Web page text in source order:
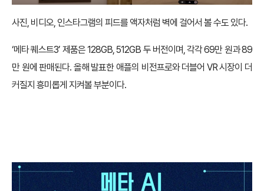
사진, 비디오, 인스타그램의 피드를 액자처럼 벽에 걸어서 볼 수도 있다.
‘메타 퀘스트3’ 제품은 128GB, 512GB 두 버전이며, 각각 69만 원과 89
만 원에 판매된다. 올해 발표한 애플의 비전프로와 더블어 VR 시장이 더
커질지 흥미롭게 지켜볼 부분이다.